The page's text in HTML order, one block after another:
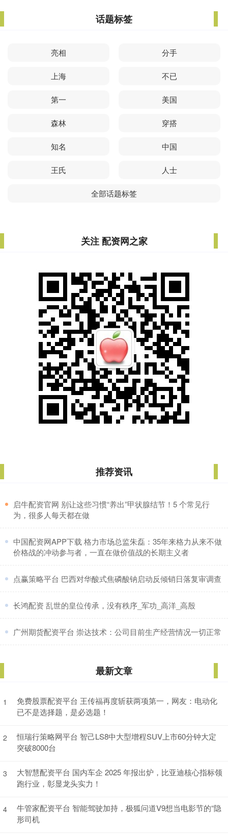
话题标签
亮相 分手
上海 不已
第一 美国
森林 穿搭
知名 中国
王氏 人士
全部话题标签
关注 配资网之家
推荐资讯
​启牛配资官网 别让这些习惯“养出”甲状腺结节！5 个常见行
为，很多人每天都在做
​中国配资网APP下载 格力市场总监朱磊：35年来格力从来不做
价格战的冲动参与者，一直在做价值战的长期主义者
​点赢策略平台 巴西对华酸式焦磷酸钠启动反倾销日落复审调查
​长鸿配资 乱世的皇位传承，没有秩序_军功_高洋_高殷
​广州期货配资平台 崇达技术：公司目前生产经营情况一切正常
最新文章
1
免费股票配资平台 王传福再度斩获两项第一，网友：电动化
已不是选择题，是必选题！
2
恒瑞行策略网平台 智己LS8中大型增程SUV上市60分钟大定
突破8000台
3
大智慧配资平台 国内车企 2025 年报出炉，比亚迪核心指标领
跑行业，彰显龙头实力！
4
牛管家配资平台 智能驾驶加持，极狐问道V9想当电影节的“隐
形司机